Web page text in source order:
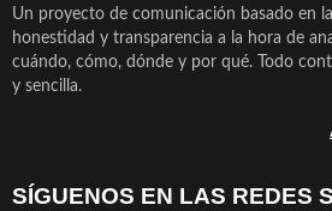
Un proyecto de comunicación basado en
honestidad y transparencia a la hora de
cuándo, cómo, dónde y por qué. Todo
y sencilla.
SÍGUENOS EN LAS REDES